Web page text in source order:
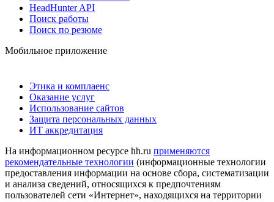
HeadHunter API
Поиск работы
Поиск по резюме
Мобильное приложение
Этика и комплаенс
Оказание услуг
Использование сайтов
Защита персональных данных
ИТ аккредитация
На информационном ресурсе hh.ru применяются
рекомендательные технологии (информационные технологии
предоставления информации на основе сбора, систематизации
и анализа сведений, относящихся к предпочтениям
пользователей сети «Интернет», находящихся на территории